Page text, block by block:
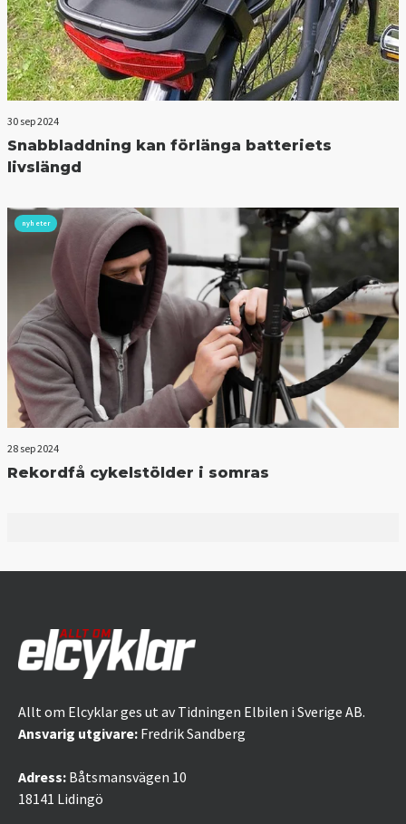
30 sep 2024
Snabbladdning kan förlänga batteriets
livslängd
nyheter
28 sep 2024
Rekordfå cykelstölder i somras
Allt om Elcyklar ges ut av Tidningen Elbilen i Sverige AB.
Ansvarig utgivare: Fredrik Sandberg
Adress: Båtsmansvägen 10
18141 Lidingö